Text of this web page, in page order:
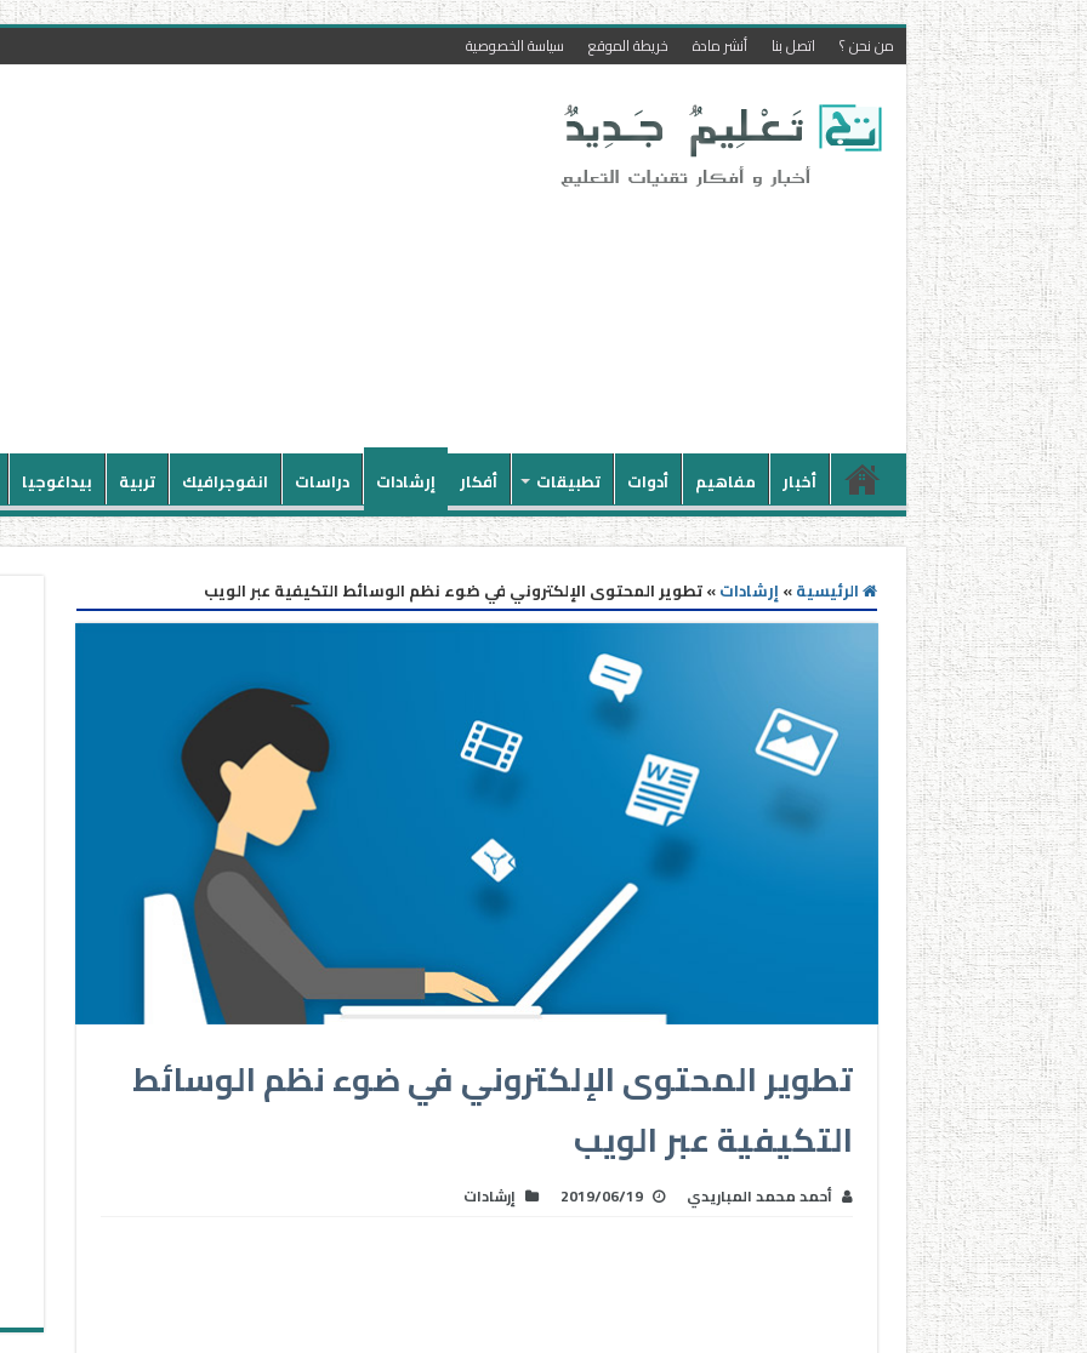
من نحن ؟ اتصل بنا أنشر مادة خريطة الموقع سياسة الخصوصية
أخبار مفاهيم أدوات تطبيقات أفكار إرشادات دراسات انفوجرافيك تربية بيداغوجيا
الرئيسية» إرشادات»تطوير المحتوى الإلكتروني في ضوء نظم الوسائط التكيفية عبر الويب
تطوير المحتوى الإلكتروني في ضوء نظم الوسائط
التكيفية عبر الويب
أحمد محمد المباريدي 2019/06/19 إرشادات